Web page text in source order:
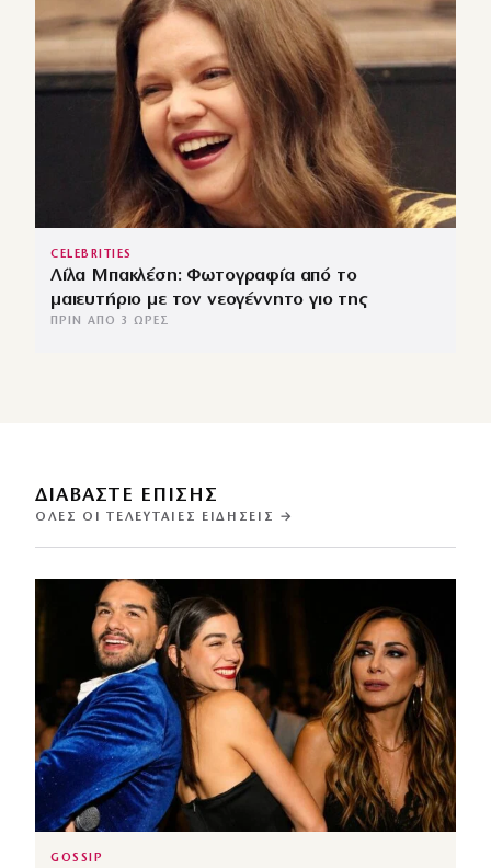
CELEBRITIES
Λίλα Μπακλέση: Φωτογραφία από το
μαιευτήριο με τον νεογέννητο γιο της
ΠΡΙΝ ΑΠΌ 3 ΏΡΕΣ
ΔΙΑΒΑΣΤΕ ΕΠΙΣΗΣ
ΌΛΕΣ ΟΙ ΤΕΛΕΥΤΑΊΕΣ ΕΙΔΉΣΕΙΣ →
GOSSIP